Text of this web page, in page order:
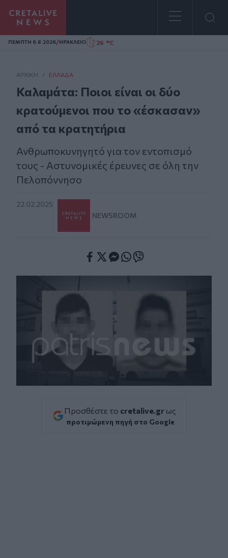
Homepage
ΠΕΜΠΤΗ 6.8.2026/ΗΡΑΚΛΕΙΟ 26 °C
ΑΡΧΙΚΗ / ΕΛΛΆΔΑ
Καλαμάτα: Ποιοι είναι οι δύο
κρατούμενοι που το «έσκασαν»
από τα κρατητήρια
Ανθρωποκυνηγητό για τον εντοπισμό
τους - Αστυνομικές έρευνες σε όλη την
Πελοπόννησο
22.02.2025
NEWSROOM
Προσθέστε το cretalive.gr ως
προτιμώμενη πηγή στο Google